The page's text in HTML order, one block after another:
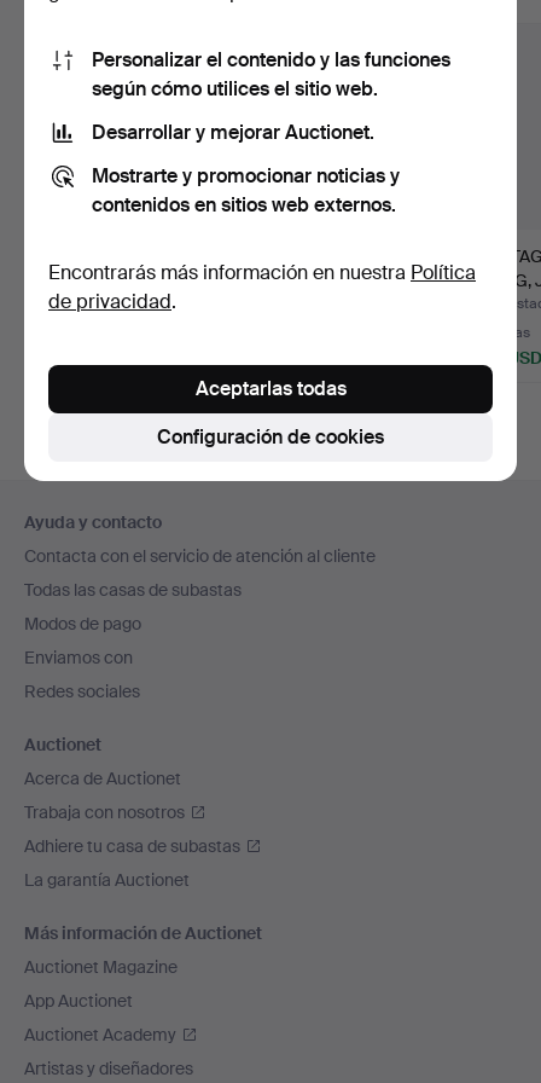
DINOSAURIO
FOSILIZADO,
Subastado 27 abr 2026
seleccionado
DINOSAURIO
Lote
seleccionado
4 pujas
48 USD
en
el
pie
de
página
Ayuda y contacto
Contacta con el servicio de atención al cliente
Todas las casas de subastas
Modos de pago
Enviamos con
Redes sociales
Auctionet
Acerca de Auctionet
Trabaja con nosotros
Adhiere tu casa de subastas
La garantía Auctionet
Más información de Auctionet
Auctionet Magazine
App Auctionet
Auctionet Academy
Artistas y diseñadores
Personalizar el contenido y las funciones
según cómo utilices el sitio web.
Desarrollar y mejorar Auctionet.
Mostrarte y promocionar noticias y
contenidos en sitios web externos.
Encontrarás más información en nuestra Política
de privacidad.
Configuración de cookies
Aceptarlas todas